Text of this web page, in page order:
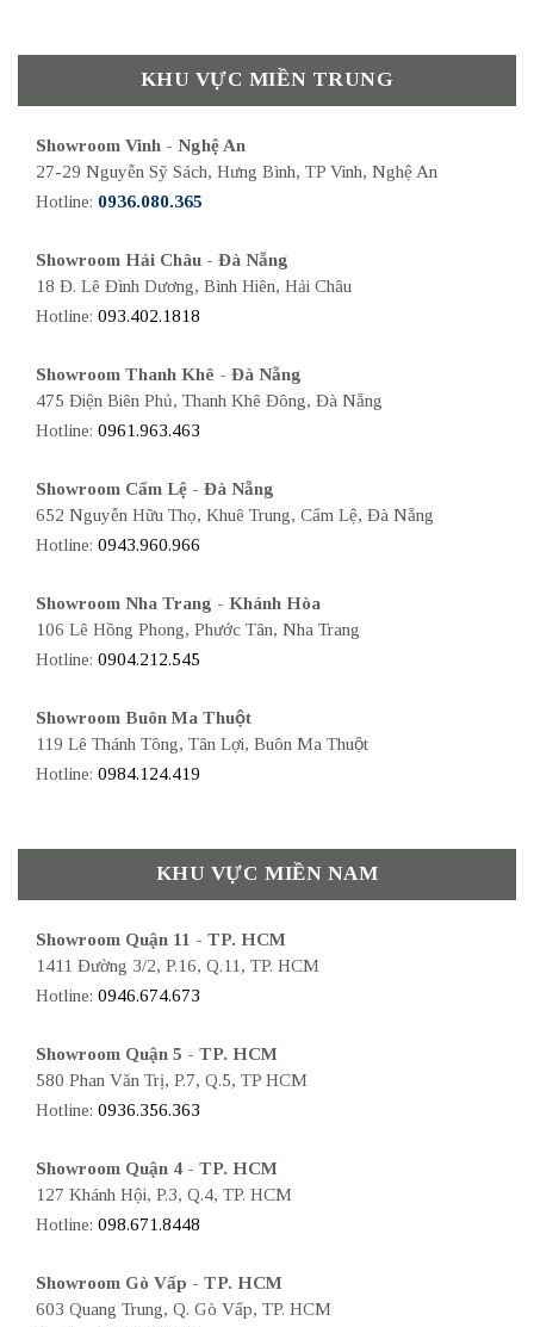
KHU VỰC MIỀN TRUNG
Showroom Vinh - Nghệ An
27-29 Nguyễn Sỹ Sách, Hưng Bình, TP Vinh, Nghệ An
Hotline: 0936.080.365
Showroom Hải Châu - Đà Nẵng
18 Đ. Lê Đình Dương, Bình Hiên, Hải Châu
Hotline: 093.402.1818
Showroom Thanh Khê - Đà Nẵng
475 Điện Biên Phủ, Thanh Khê Đông, Đà Nẵng
Hotline: 0961.963.463
Showroom Cẩm Lệ - Đà Nẵng
652 Nguyễn Hữu Thọ, Khuê Trung, Cẩm Lệ, Đà Nẵng
Hotline: 0943.960.966
Showroom Nha Trang - Khánh Hòa
106 Lê Hồng Phong, Phước Tân, Nha Trang
Hotline: 0904.212.545
Showroom Buôn Ma Thuột
119 Lê Thánh Tông, Tân Lợi, Buôn Ma Thuột
Hotline: 0984.124.419
KHU VỰC MIỀN NAM
Showroom Quận 11 - TP. HCM
1411 Đường 3/2, P.16, Q.11, TP. HCM
Hotline: 0946.674.673
Showroom Quận 5 - TP. HCM
580 Phan Văn Trị, P.7, Q.5, TP HCM
Hotline: 0936.356.363
Showroom Quận 4 - TP. HCM
127 Khánh Hội, P.3, Q.4, TP. HCM
Hotline: 098.671.8448
Showroom Gò Vấp - TP. HCM
603 Quang Trung, Q. Gò Vấp, TP. HCM